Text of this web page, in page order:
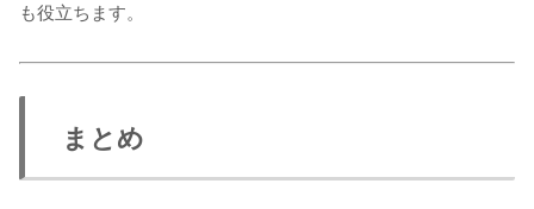
も役立ちます。
まとめ